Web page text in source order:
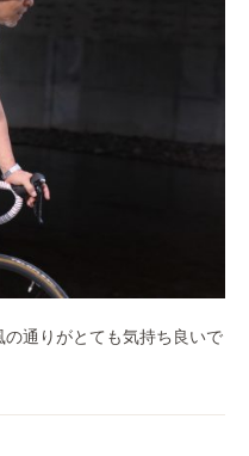
通りがとても気持ち良いで